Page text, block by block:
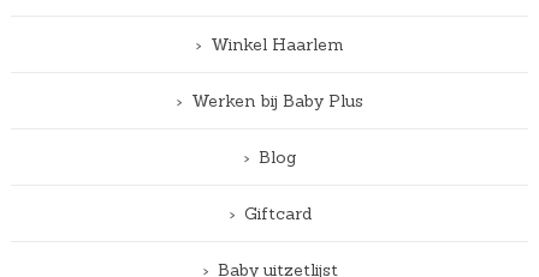
Winkel Haarlem
Werken bij Baby Plus
Blog
Giftcard
Baby uitzetlijst